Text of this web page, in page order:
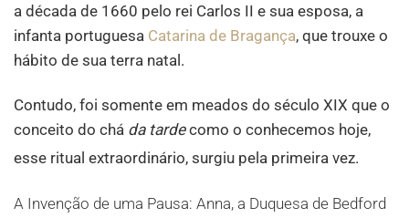
a década de 1660 pelo rei Carlos II e sua esposa, a
infanta portuguesa Catarina de Bragança, que trouxe o
hábito de sua terra natal.
Contudo, foi somente em meados do século XIX que o
conceito do chá da tardecomo o conhecemos hoje,
esse ritual extraordinário, surgiu pela primeira vez.
A Invenção de uma Pausa: Anna, a Duquesa de Bedford